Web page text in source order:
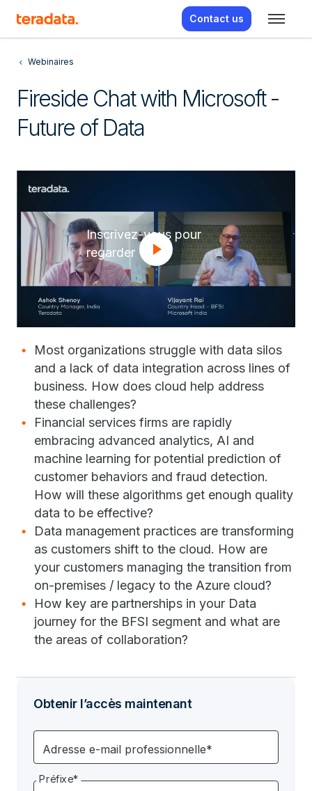
Contact us
Webinaires
Fireside Chat with Microsoft -
Future of Data
Inscrivez-vous pour
regarder
Most organizations struggle with data silos
and a lack of data integration across lines of
business. How does cloud help address
these challenges?
Financial services firms are rapidly
embracing advanced analytics, AI and
machine learning for potential prediction of
customer behaviors and fraud detection.
How will these algorithms get enough quality
data to be effective?
Data management practices are transforming
as customers shift to the cloud. How are
your customers managing the transition from
on-premises / legacy to the Azure cloud?
How key are partnerships in your Data
journey for the BFSI segment and what are
the areas of collaboration?
Obtenir l’accès maintenant
Adresse e-mail professionnelle*
Préfixe*